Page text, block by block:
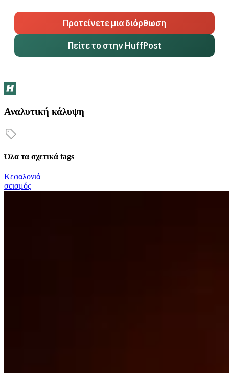
Προτείνετε μια διόρθωση
Πείτε το στην HuffPost
Αναλυτική κάλυψη
Όλα τα σχετικά tags
Κεφαλονιά
σεισμός